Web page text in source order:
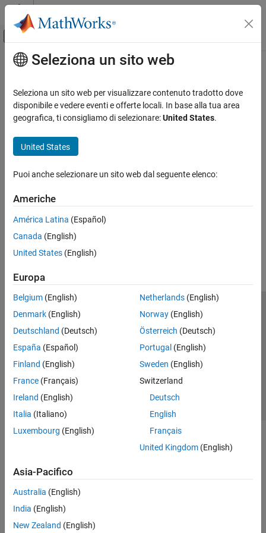
Vai al contenuto
Attiva/disattiva menu di navigazione
Pagina iniziale della documentazione
Contenuto principale
Seleziona un sito web
Seleziona un sito web per visualizzare contenuto tradotto dove
disponibile e vedere eventi e offerte locali. In base alla tua area
geografica, ti consigliamo di selezionare:United States.
United States
Puoi anche selezionare un sito web dal seguente elenco:
Americhe
América Latina (Español)
Canada (English)
United States (English)
Europa
Belgium (English)
Denmark (English)
Deutschland (Deutsch)
España (Español)
Finland (English)
France (Français)
Ireland (English)
Italia (Italiano)
Luxembourg (English)
Netherlands(English)
Norway(English)
Österreich (Deutsch)
Portugal (English)
Sweden (English)
Switzerland
Deutsch
English
Français
United Kingdom(English)
Asia-Pacifico
Australia (English)
India (English)
New Zealand (English)
Centro di fiducia
Informativa sulla privacy
Antipirateria
Stato dell'applicazione
Contatti
© 1994-2026 The MathWorks, Inc.